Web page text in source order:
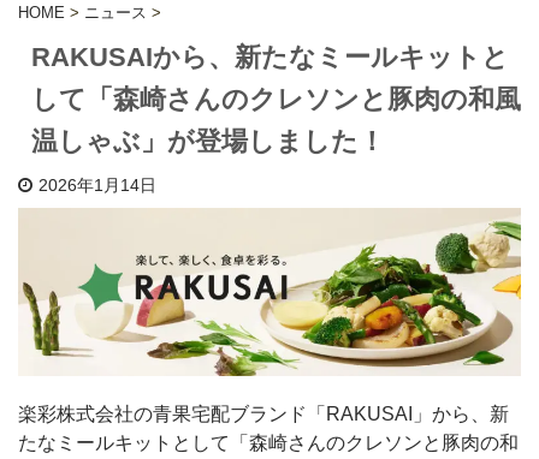
HOME > ニュース >
RAKUSAIから、新たなミールキットと
して「森崎さんのクレソンと豚肉の和風
温しゃぶ」が登場しました！
2026年1月14日
楽彩株式会社の青果宅配ブランド「RAKUSAI」から、新
たなミールキットとして「森崎さんのクレソンと豚肉の和